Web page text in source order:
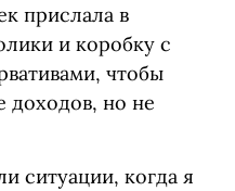
прислала в
и коробку с
чтобы
доходов, но не
ситуации, когда я